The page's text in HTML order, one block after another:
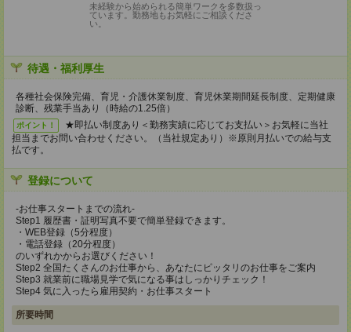
未経験から始められる簡単ワークを多数扱っ
ています。勤務地もお気軽にご相談くださ
い。
待遇・福利厚生
各種社会保険完備、育児・介護休業制度、育児休業期間延長制度、定期健康
診断、残業手当あり（時給の1.25倍）
ポイント！
★即払い制度あり＜勤務実績に応じてお支払い＞お気軽に当社
担当までお問い合わせください。（当社規定あり）※原則月払いでの給与支
払です。
登録について
-お仕事スタートまでの流れ-
Step1 履歴書・証明写真不要で簡単登録できます。
・WEB登録（5分程度）
・電話登録（20分程度）
のいずれかからお選びください！
Step2 全国たくさんのお仕事から、あなたにピッタリのお仕事をご案内
Step3 就業前に職場見学で気になる事はしっかりチェック！
Step4 気に入ったら雇用契約・お仕事スタート
所要時間